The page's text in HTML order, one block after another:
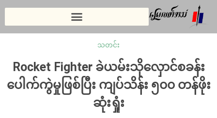
သတင်း
Rocket Fighter ခဲယမ်းသိုလှောင်စခန်း
ပေါက်ကွဲမှုဖြစ်ပြီး ကျပ်သိန်း ၅၀၀ တန်ဖိုး
ဆုံးရှုံး